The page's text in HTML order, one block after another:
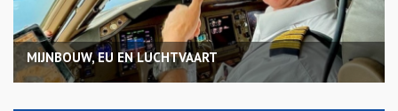
MIJNBOUW, EU EN LUCHTVAART